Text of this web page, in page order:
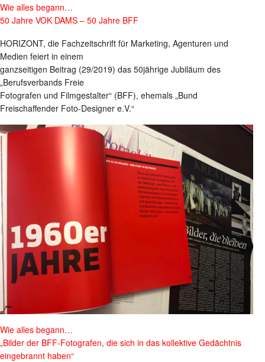
Wie alles begann…
50 Jahre VOK DAMS – 50 Jahre BFF
HORIZONT, die Fachzeitschrift für Marketing, Agenturen und
Medien feiert in einem
ganzseitigen Beitrag (29/2019) das 50jährige Jubiläum des
„Berufsverbands Freie
Fotografen und Filmgestalter“ (BFF), ehemals „Bund
Freischaffender Foto-Designer e.V.“
Wie alles begann…
„Bilder der BFF-Fotografen, die sich in das kollektive Gedächtnis
eingebrannt haben“